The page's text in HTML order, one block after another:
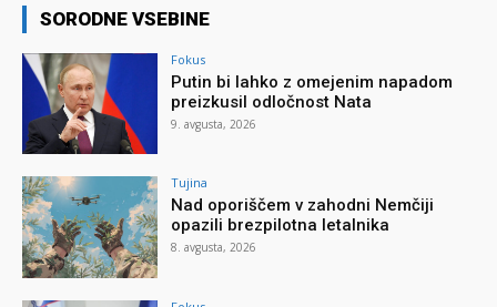
SORODNE VSEBINE
Fokus
Putin bi lahko z omejenim napadom
preizkusil odločnost Nata
9. avgusta, 2026
Tujina
Nad oporiščem v zahodni Nemčiji
opazili brezpilotna letalnika
8. avgusta, 2026